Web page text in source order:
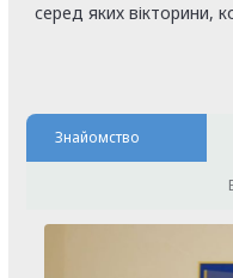
серед яких вікторини,
Знайомство